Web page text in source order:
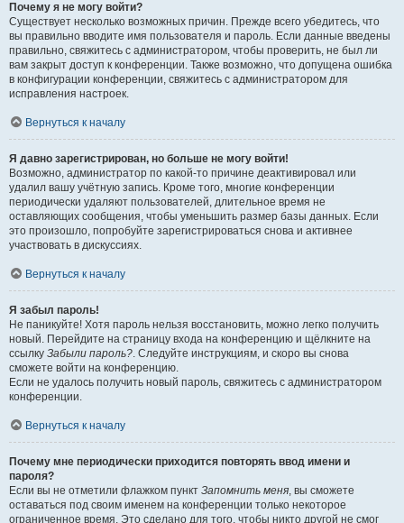
Почему я не могу войти?
Существует несколько возможных причин. Прежде всего убедитесь, что
вы правильно вводите имя пользователя и пароль. Если данные введены
правильно, свяжитесь с администратором, чтобы проверить, не был ли
вам закрыт доступ к конференции. Также возможно, что допущена ошибка
в конфигурации конференции, свяжитесь с администратором для
исправления настроек.
Вернуться к началу
Я давно зарегистрирован, но больше не могу войти!
Возможно, администратор по какой-то причине деактивировал или
удалил вашу учётную запись. Кроме того, многие конференции
периодически удаляют пользователей, длительное время не
оставляющих сообщения, чтобы уменьшить размер базы данных. Если
это произошло, попробуйте зарегистрироваться снова и активнее
участвовать в дискуссиях.
Вернуться к началу
Я забыл пароль!
Не паникуйте! Хотя пароль нельзя восстановить, можно легко получить
новый. Перейдите на страницу входа на конференцию и щёлкните на
ссылку Забыли пароль?. Следуйте инструкциям, и скоро вы снова
сможете войти на конференцию.
Если не удалось получить новый пароль, свяжитесь с администратором
конференции.
Вернуться к началу
Почему мне периодически приходится повторять ввод имени и
пароля?
Если вы не отметили флажком пункт Запомнить меня, вы сможете
оставаться под своим именем на конференции только некоторое
ограниченное время. Это сделано для того, чтобы никто другой не смог